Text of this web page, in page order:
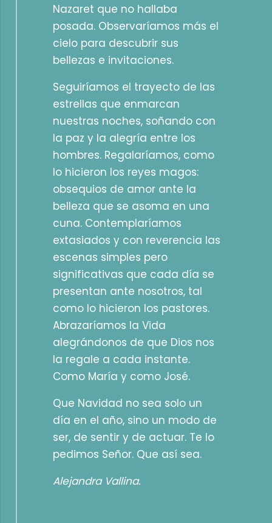
Nazaret que no hallaba
posada. Observaríamos más el
cielo para descubrir sus
bellezas e invitaciones.
Seguiríamos el trayecto de las
estrellas que enmarcan
nuestras noches, soñando con
la paz y la alegría entre los
hombres. Regalaríamos, como
lo hicieron los reyes magos:
obsequios de amor ante la
belleza que se asoma en una
cuna. Contemplaríamos
extasiados y con reverencia las
escenas simples pero
significativas que cada día se
presentan ante nosotros, tal
como lo hicieron los pastores.
Abrazaríamos la Vida
alegrándonos de que Dios nos
la regale a cada instante.
Como María y como José.
Que Navidad no sea solo un
día en el año, sino un modo de
ser, de sentir y de actuar. Te lo
pedimos Señor. Que así sea.
Alejandra Vallina.